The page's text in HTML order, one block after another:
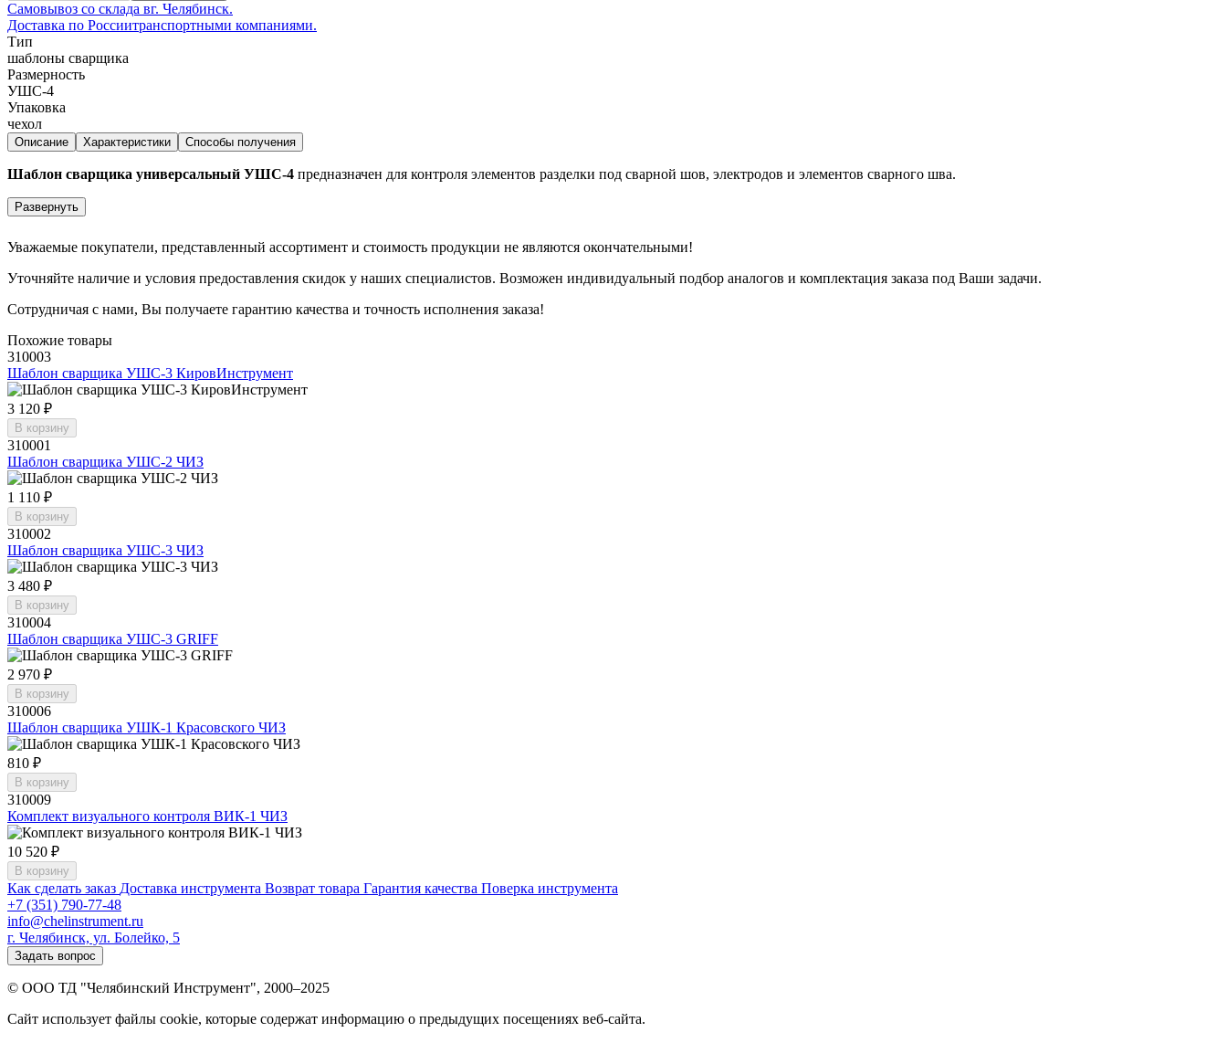
Самовывоз со склада вг. Челябинск.
Доставка по Россиитранспортными компаниями.
Тип
шаблоны сварщика
Размерность
УШС-4
Упаковка
чехол
Описание Характеристики Способы получения
Шаблон сварщика универсальный УШС-4 предназначен для контроля элементов разделки под сварной шов, электродов и элементов сварного шва.
Развернуть
Уважаемые покупатели, представленный ассортимент и стоимость продукции не являются окончательными!
Уточняйте наличие и условия предоставления скидок у наших специалистов. Возможен индивидуальный подбор аналогов и комплектация заказа под Ваши задачи.
Сотрудничая с нами, Вы получаете гарантию качества и точность исполнения заказа!
Похожие товары
310003
Шаблон сварщика УШС-3 КировИнструмент
3 120 ₽
В корзину
310001
Шаблон сварщика УШС-2 ЧИЗ
1 110 ₽
В корзину
310002
Шаблон сварщика УШС-3 ЧИЗ
3 480 ₽
В корзину
310004
Шаблон сварщика УШС-3 GRIFF
2 970 ₽
В корзину
310006
Шаблон сварщика УШК-1 Красовского ЧИЗ
810 ₽
В корзину
310009
Комплект визуального контроля ВИК-1 ЧИЗ
10 520 ₽
В корзину
Как сделать заказ Доставка инструмента Возврат товара Гарантия качества Поверка инструмента
+7 (351) 790-77-48
info@chelinstrument.ru
г. Челябинск, ул. Болейко, 5
Задать вопрос
© ООО ТД "Челябинский Инструмент", 2000–2025
Сайт использует файлы cookie, которые содержат информацию о предыдущих посещениях веб-сайта.